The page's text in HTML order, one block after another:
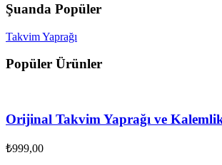
Şuanda Popüler
Takvim Yaprağı
Popüler Ürünler
Orijinal Takvim Yaprağı ve
₺999,00